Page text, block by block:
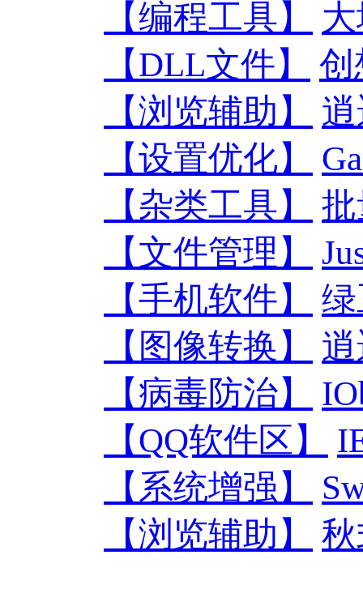
【编程工具】
【DLL文件】
创
【浏览辅助】
【设置优化】
【杂类工具】
【文件管理】
【手机软件】
【图像转换】
【病毒防治】
【QQ软件区】
【系统增强】
【浏览辅助】